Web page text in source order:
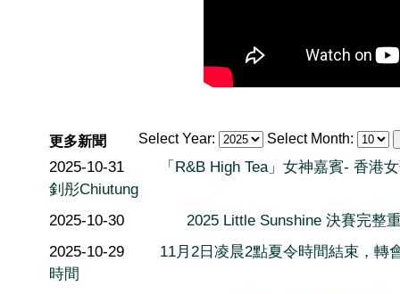
Select Year: Select Month:
更多新聞
2025-10-31
「R&B High Tea」女神嘉賓- 香港
釗彤Chiutung
2025-10-30
2025 Little Sunshine 決賽完整
2025-10-29
11月2日凌晨2點夏令時間結束，轉
時間